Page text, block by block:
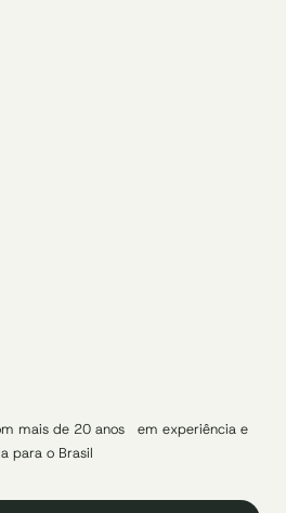
mais de 20 anos em experiência e
para o Brasil